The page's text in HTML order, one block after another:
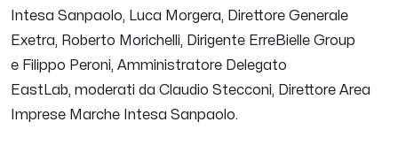
Intesa Sanpaolo, Luca Morgera, Direttore Generale
Exetra, Roberto Morichelli, Dirigente ErreBielle Group
e Filippo Peroni, Amministratore Delegato
EastLab, moderati da Claudio Stecconi, Direttore Area
Imprese Marche Intesa Sanpaolo.